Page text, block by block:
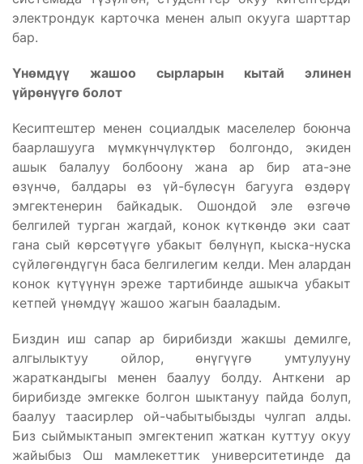
электрондук карточка менен алып окууга шарттар
бар.
Үнөмдүү жашоо сырларын кытай элинен
үйрөнүүгө болот
Кесиптештер менен социалдык маселелер боюнча
баарлашууга мүмкүнчүлүктөр болгондо, экиден
ашык балалуу болбоону жана ар бир ата-эне
өзүнчө, балдары өз үй-бүлөсүн багууга өздөрү
эмгектенерин байкадык. Ошондой эле өзгөчө
белгилей турган жагдай, конок күткөндө эки саат
гана сый көрсөтүүгө убакыт бөлүнүп, кыска-нуска
сүйлөгөндүгүн баса белгилегим келди. Мен алардан
конок күтүүнүн эреже тартибинде ашыкча убакыт
кетпей үнөмдүү жашоо жагын бааладым.
Биздин иш сапар ар бирибизди жакшы демилге,
алгылыктуу ойлор, өнүгүүгө умтулууну
жараткандыгы менен баалуу болду. Анткени ар
бирибизде эмгекке болгон шыктануу пайда болуп,
баалуу таасирлер ой-чабытыбызды чулгап алды.
Биз сыймыктанып эмгектенип жаткан куттуу окуу
жайыбыз Ош мамлекеттик университетинде да